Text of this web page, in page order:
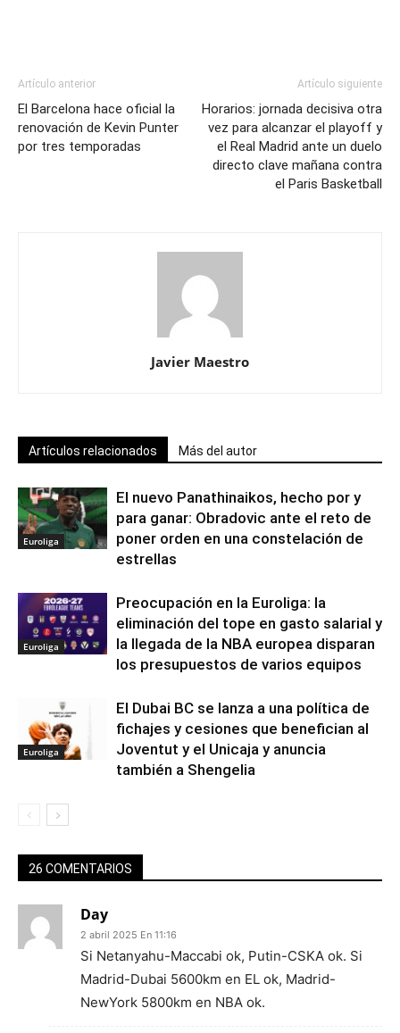
Artículo anterior
El Barcelona hace oficial la
renovación de Kevin Punter
por tres temporadas
Artículo siguiente
Horarios: jornada decisiva otra
vez para alcanzar el playoff y
el Real Madrid ante un duelo
directo clave mañana contra
el Paris Basketball
Javier Maestro
Artículos relacionados Más del autor
Euroliga
El nuevo Panathinaikos, hecho por y
para ganar: Obradovic ante el reto de
poner orden en una constelación de
estrellas
Euroliga
Preocupación en la Euroliga: la
eliminación del tope en gasto salarial y
la llegada de la NBA europea disparan
los presupuestos de varios equipos
Euroliga
El Dubai BC se lanza a una política de
fichajes y cesiones que benefician al
Joventut y el Unicaja y anuncia
también a Shengelia
26 COMENTARIOS
Day
2 abril 2025 En 11:16
Si Netanyahu-Maccabi ok, Putin-CSKA ok. Si
Madrid-Dubai 5600km en EL ok, Madrid-
NewYork 5800km en NBA ok.